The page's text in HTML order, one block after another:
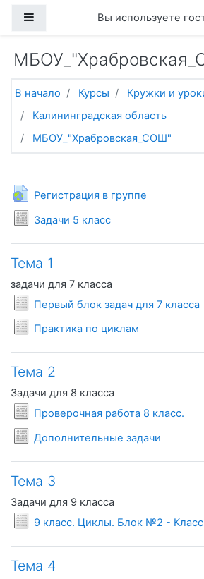
Боковая панельВы используете
В начало Курсы
Кружки и
Калининградская область
МБОУ_"Храбровская_СОШ"
Тематический план
ОбщееРегистрация в группеГиперссылка
Задачи 5 классУсловия задач
Тема 1
задачи для 7 класса
Первый блок задач для 7 класса
Практика по цикламУсловия задач
Тема 2
Задачи для 8 класса
Проверочная работа 8 класс.
Условия
Дополнительные задачиУсловия задач
Тема 3
Задачи для 9 класса
9 класс. Циклы. Блок №2 -
Тема 4